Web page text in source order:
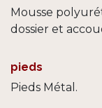
Mousse
dossier et
pieds
Pieds Métal.